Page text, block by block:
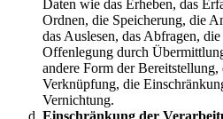
Daten wie das Erheben, das
Ordnen, die Speicherung, die
das Auslesen, das Abfragen,
Offenlegung durch
andere Form der
Verknüpfung, die
Vernichtung.